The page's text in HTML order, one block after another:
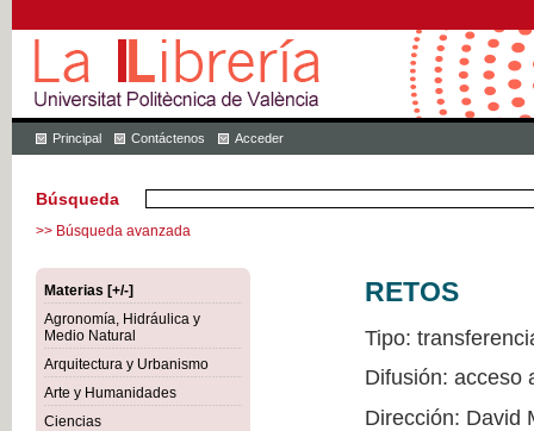
Principal Contáctenos Acceder
Búsqueda
>> Búsqueda avanzada
Materias [+/-]
Agronomía, Hidráulica y
Medio Natural
Arquitectura y Urbanismo
Arte y Humanidades
Ciencias
RETOS
Tipo:
Difusión: acceso
Dirección: David